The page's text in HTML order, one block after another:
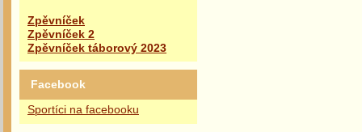
Zpěvníček
Zpěvníček 2
Zpěvníček táborový 2023
Facebook
Sportíci na facebooku